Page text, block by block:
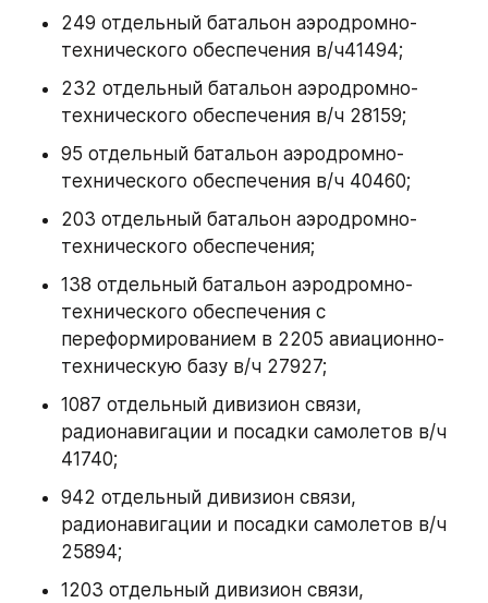
249 отдельный батальон аэродромно-
технического обеспечения в/ч41494;
232 отдельный батальон аэродромно-
технического обеспечения в/ч 28159;
95 отдельный батальон аэродромно-
технического обеспечения в/ч 40460;
203 отдельный батальон аэродромно-
технического обеспечения;
138 отдельный батальон аэродромно-
технического обеспечения с
переформированием в 2205 авиационно-
техническую базу в/ч 27927;
1087 отдельный дивизион связи,
радионавигации и посадки самолетов в/ч
41740;
942 отдельный дивизион связи,
радионавигации и посадки самолетов в/ч
25894;
1203 отдельный дивизион связи,